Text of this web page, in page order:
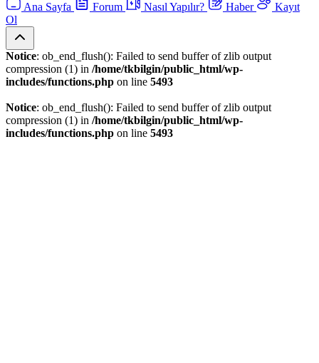
Ana Sayfa Forum Nasıl Yapılır? Haber
Kayıt
Ol
Notice: ob_end_flush(): Failed to send buffer of zlib output
compression (1) in /home/tkbilgin/public_html/wp-
includes/functions.php on line 5493
Notice: ob_end_flush(): Failed to send buffer of zlib output
compression (1) in /home/tkbilgin/public_html/wp-
includes/functions.php on line 5493